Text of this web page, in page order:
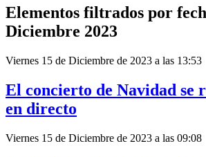
Elementos filtrados por
Diciembre 2023
Viernes 15 de Diciembre de 2023 a las 13:53
El concierto de Navidad se
en directo
Viernes 15 de Diciembre de 2023 a las 09:08